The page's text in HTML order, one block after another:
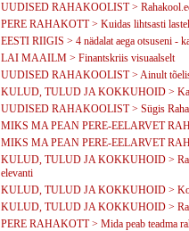
UUDISED RAHAKOOLIST >
PERE RAHAKOTT > Kuidas lihtsasti
EESTI RIIGIS > 4 nädalat aega otsuseni -
LAI MAAILM > Finantskriis visuaalselt
UUDISED RAHAKOOLIST > Ainult
KULUD, TULUD JA KOKKUHOID >
UUDISED RAHAKOOLIST > Sügis
MIKS MA PEAN PERE-EELARVET
MIKS MA PEAN PERE-EELARVET
KULUD, TULUD JA KOKKUHOID >
elevanti
KULUD, TULUD JA KOKKUHOID >
KULUD, TULUD JA KOKKUHOID >
PERE RAHAKOTT > Mida peab teadma